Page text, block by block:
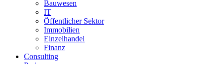
Bauwesen
IT
Öffentlicher Sektor
Immobilien
Einzelhandel
Finanz
Consulting